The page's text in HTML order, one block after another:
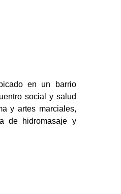
en un barrio
social y salud
y artes marciales,
de hidromasaje y